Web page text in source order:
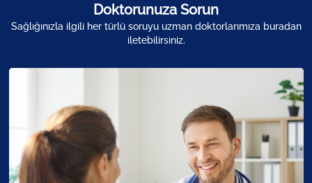
Doktorunuza Sorun
Sağlığınızla ilgili her türlü soruyu uzman doktorlarımıza buradan
iletebilirsiniz.